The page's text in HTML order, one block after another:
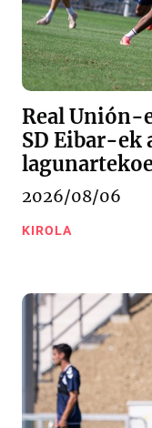
Real Unión-
SD Eibar-ek
2026/08/06
KIROLA